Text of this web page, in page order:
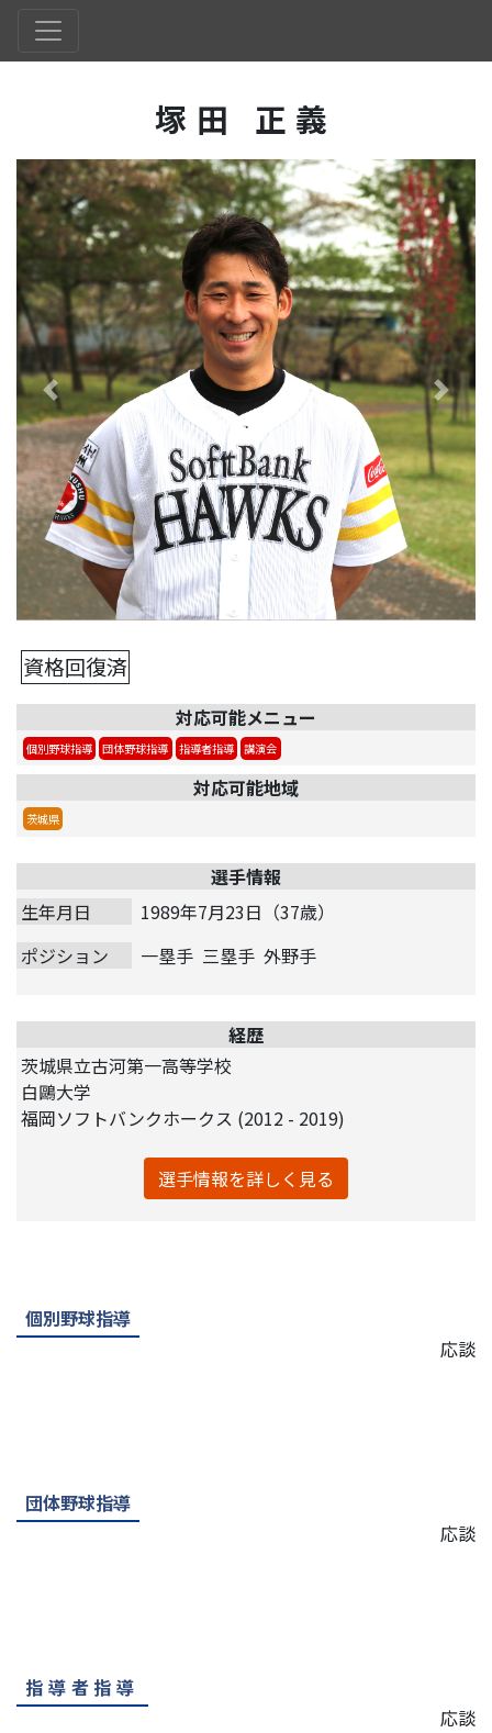
塚田 正義
Previous Next
資格回復済
対応可能メニュー
個別野球指導 団体野球指導 指導者指導 講演会
対応可能地域
茨城県
選手情報
生年月日
1989年7月23日（37歳）
ポジション
一塁手 三塁手 外野手
経歴
茨城県立古河第一高等学校
白鷗大学
福岡ソフトバンクホークス (2012 - 2019)
選手情報を詳しく見る
個別野球指導
応談
団体野球指導
応談
指導者指導
応談